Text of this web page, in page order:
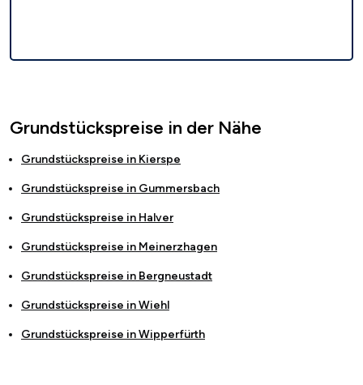
Grundstückspreise in der Nähe
Grundstückspreise in Kierspe
Grundstückspreise in Gummersbach
Grundstückspreise in Halver
Grundstückspreise in Meinerzhagen
Grundstückspreise in Bergneustadt
Grundstückspreise inWiehl
Grundstückspreise inWipperfürth